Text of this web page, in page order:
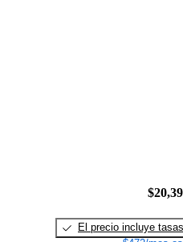
El precio incluye tasas